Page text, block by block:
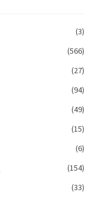
(3)
(566)
(27)
(94)
(49)
(15)
(6)
(154)
(33)